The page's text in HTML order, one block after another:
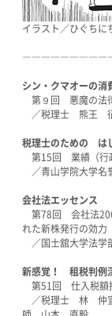
イラスト／ひぐちに
シン・クマオーの消
第９回 悪魔の法
／税理士 熊王
税理士のための は
第15回 業績（行
／青山学院大学
会社法エッセンス
第78回 会社法206
れた新株発行の効力
／国士舘大学法
新感覚！ 租税判例
第51回 仕入税額
／税理士 林 仲宣